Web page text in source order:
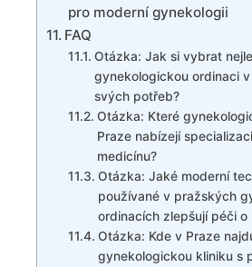
pro moderní gynekologii
FAQ
Otázka: Jak si‍ vybrat
gynekologickou ordinaci
‍svých potřeb?
Otázka: Které
Praze nabízejí⁢
⁣medicínu?
Otázka: ⁣Jaké moderní⁣
používané v pražských⁣
ordinacích zlepšují péči ⁢o
Otázka:‍ Kde v⁤ Praze
⁢gynekologickou kliniku s⁤